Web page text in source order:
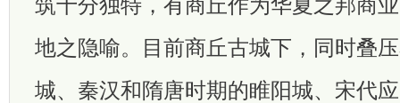
筑十分独特，有商丘作为华夏之邦商
地之隐喻。目前商丘古城下，同时叠
城、秦汉和隋唐时期的睢阳城、宋代